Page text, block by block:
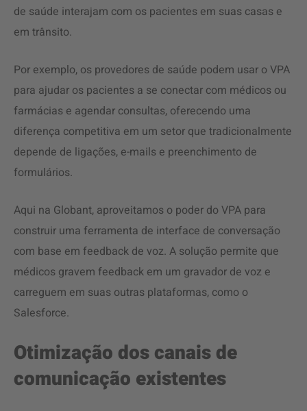
de saúde interajam com os pacientes em suas casas e
em trânsito.
Por exemplo, os provedores de saúde podem usar o VPA
para ajudar os pacientes a se conectar com médicos ou
farmácias e agendar consultas, oferecendo uma
diferença competitiva em um setor que tradicionalmente
depende de ligações, e-mails e preenchimento de
formulários.
Aqui na Globant, aproveitamos o poder do VPA para
construir uma ferramenta de interface de conversação
com base em feedback de voz. A solução permite que
médicos gravem feedback em um gravador de voz e
carreguem em suas outras plataformas, como o
Salesforce.
Otimização dos canais de
comunicação existentes